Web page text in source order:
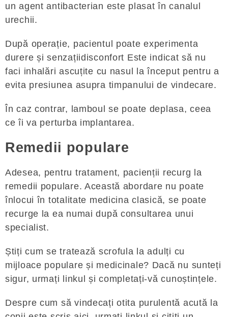
un agent antibacterian este plasat în canalul
urechii.
După operație, pacientul poate experimenta
durere și senzațiidisconfort Este indicat să nu
faci inhalări ascuțite cu nasul la început pentru a
evita presiunea asupra timpanului de vindecare.
În caz contrar, lamboul se poate deplasa, ceea
ce îi va perturba implantarea.
Remedii populare
Adesea, pentru tratament, pacienții recurg la
remedii populare. Această abordare nu poate
înlocui în totalitate medicina clasică, se poate
recurge la ea numai după consultarea unui
specialist.
Știți cum se tratează scrofula la adulți cu
mijloace populare și medicinale? Dacă nu sunteți
sigur, urmați linkul și completați-vă cunoștințele.
Despre cum să vindecați otita purulentă acută la